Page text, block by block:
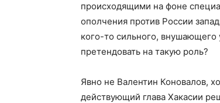
происходящими на фоне
ополчения против России
кого-то сильного,
претендовать на такую роль?
Явно не Валентин Коновалов,
действующий глава Хакасии